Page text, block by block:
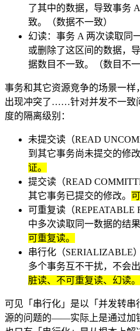
了其中的数据，导致事务
致。（数据不一致）
幻读：事务 A 两次读取同
或删除了这区间的数据，
据数目不一致。（数目不一
事务和其它资源竞争的场景一
出现冲突了……针对并发不一致
度的隔离级别：
未提交读（READ
到其它事务尚未提交的修改
证。
提交读（READ
其它事务已提交的修改。
可重复读（REPEATABLE
中多次读取同一数据的结果
可重复读。
串行化（SERIALIZABLE
多个事务互不干扰，不会
脏读、不可重复读、幻读。
可见「串行化」是以「并发转
源的问题的——实际上是通过加